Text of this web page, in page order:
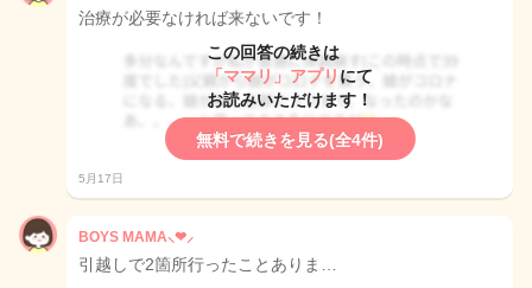
治療が必要なければ来ないです！
この回答の続きは
「ママリ」アプリ にて
お読みいただけます！
無料で続きを見る(全4件)
5月17日
BOYS MAMA⸜❤︎⸝‍
引越しで2箇所行ったことありま…